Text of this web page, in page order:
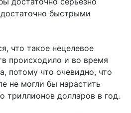
быстрыми
что такое нецелевое
происходило и во время
потому что очевидно, что
не могли бы нарастить
триллионов долларов в год.